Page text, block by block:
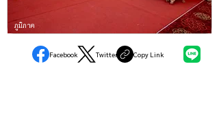
ภูมิภาค
Facebook Twitter Copy Link